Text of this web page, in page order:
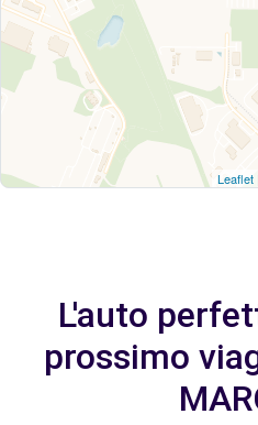
Leaflet
L'auto
prossimo